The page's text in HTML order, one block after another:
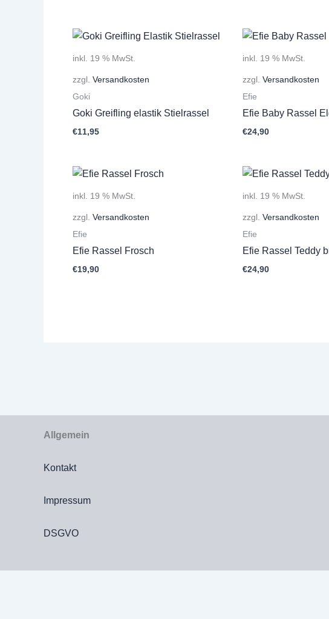
inkl. 19 % MwSt.
zzgl. Versandkosten
Goki
Goki Greifling elastik Stielrassel
€11,95
inkl. 19 % MwSt.
zzgl. Versandkosten
Efie
Efie Baby Rassel
€24,90
inkl. 19 % MwSt.
zzgl. Versandkosten
Efie
Efie Rassel Frosch
€19,90
inkl. 19 % MwSt.
zzgl. Versandkosten
Efie
Efie Rassel Teddy
€24,90
Allgemein
Kontakt
Impressum
DSGVO